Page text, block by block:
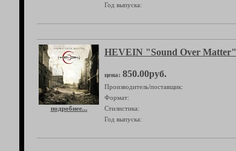
Год выпуска:
подробнее...
HEVEIN "Sound Over Matter"
цена: 850.00руб.
Производитель/поставщик:
Формат:
Стилистика:
Год выпуска: